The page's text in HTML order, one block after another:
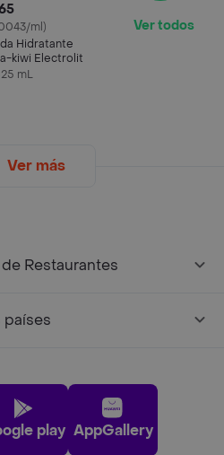
ml)
Hidratante
kiwi Electrolit
mL
Ver todos
Ver más
Restaurantes
países
play AppGallery